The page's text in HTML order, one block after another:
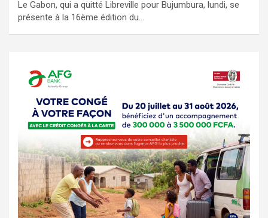
Le Gabon, qui a quitté Libreville pour Bujumbura, lundi, se
présente à la 16ème édition du…